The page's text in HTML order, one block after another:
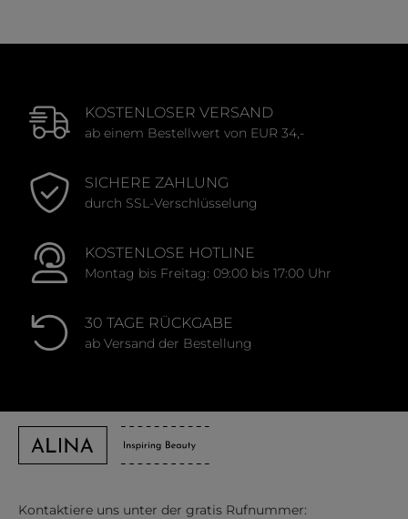
KOSTENLOSER VERSAND
ab einem Bestellwert von EUR 34,-
SICHERE ZAHLUNG
durch SSL-Verschlüsselung
KOSTENLOSE HOTLINE
Montag bis Freitag: 09:00 bis 17:00 Uhr
30 TAGE RÜCKGABE
ab Versand der Bestellung
Kontaktiere uns unter der gratis Rufnummer: